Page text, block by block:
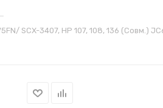
SCX-3407, HP 107, 108, 136 (Совм.)